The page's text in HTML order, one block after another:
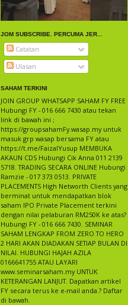
JOM SUBSCRIBE. PERCUMA JER...
Catatan
Ulasan
SAHAM TERKINI
JOIN GROUP WHATSAPP SAHAM FY FREE
Hubungi FY - 016 666 7430 atau tekan
link di bawah ini ;
https://groupsahamFy.wasap.my untuk
masuk grp wasap bersama FY atau
https://t.me/FaizalYusup MEMBUKA
AKAUN CDS Hubungi Cik Anna 011 2139
5718. TRADING SECARA ONLINE Hubungi
Ramzie - 017 373 0513. PRIVATE
PLACEMENTS High Networth Clients yang
berminat untuk mendapatkan blok
saham IPO Private Placement terkini
dengan nilai pelaburan RM250K ke atas?
Hubungi FY - 016 666 7430. SEMINAR
SAHAM LENGKAP FROM ZERO TO HERO
2 HARI AKAN DIADAKAN SETIAP BULAN DI
NILAI. HUBUNGI HAJAH AZILA
0166641755 ATAU LAYARI
www.seminarsaham.my UNTUK
KETERANGAN LANJUT. Dapatkan artikel
FY secara terus ke e-mail anda.? Daftar
di bawah.